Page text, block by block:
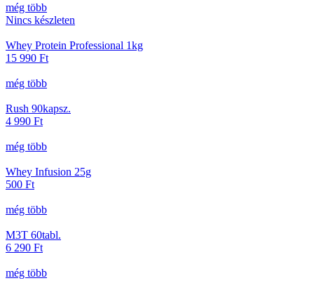
még több
Nincs készleten
Whey Protein Professional 1kg
15 990 Ft
még több
Rush 90kapsz.
4 990 Ft
még több
Whey Infusion 25g
500 Ft
még több
M3T 60tabl.
6 290 Ft
még több